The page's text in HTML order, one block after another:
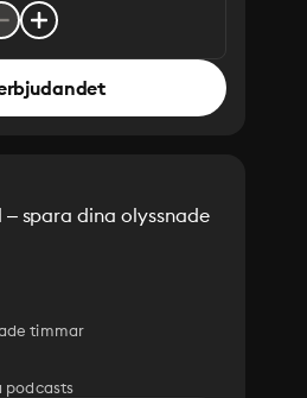
spara dina olyssnade
timmar
podcasts